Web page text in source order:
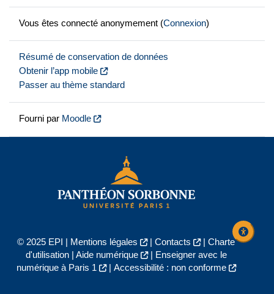
Vous êtes connecté anonymement (Connexion)
Résumé de conservation de données
Obtenir l’app mobile
Passer au thème standard
Fourni par Moodle
© 2025 EPI | Mentions légales | Contacts | Charte
d'utilisation| Aide numérique |
Enseigner avec le
numérique à Paris 1
| Accessibilité : non conforme